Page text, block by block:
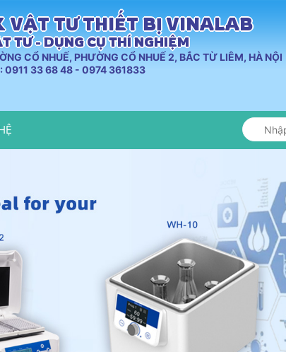
VẬT TƯ THIẾT BỊ VINALAB
TƯ - DỤNG CỤ THÍ NGHIỆM
CỔ NHUẾ, PHƯỜNG CỔ NHUẾ 2, BẮC TỪ LIÊM, HÀ NỘI
0911 33 68 48 - 0974 361833